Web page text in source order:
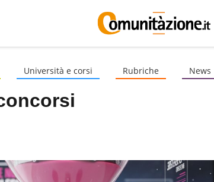
Università e corsi Rubriche News